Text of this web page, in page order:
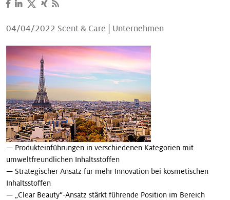
04/04/2022 Scent & Care Unternehmen
— Produkteinführungen in verschiedenen Kategorien mit
umweltfreundlichen Inhaltsstoffen
— Strategischer Ansatz für mehr Innovation bei kosmetischen
Inhaltsstoffen
— „Clear Beauty“-Ansatz stärkt führende Position im Bereich